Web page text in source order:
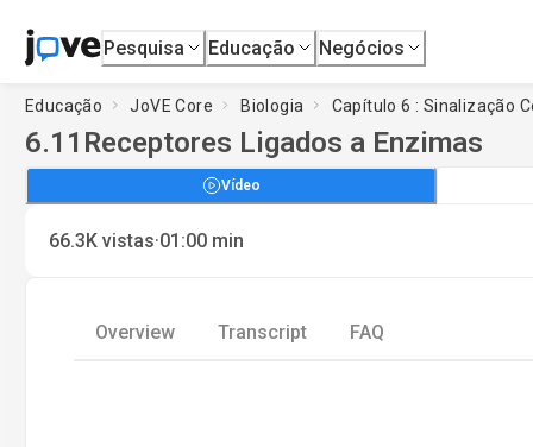
Pesquisa Educação Negócios
Educação JoVE Core Biologia Capítulo 6 : Sinalização
6.11 Receptores Ligados a Enzimas
Vídeo
66.3K vistas·01:00 min
Overview Transcript FAQ